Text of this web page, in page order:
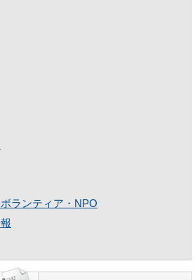
ランティア・NPO